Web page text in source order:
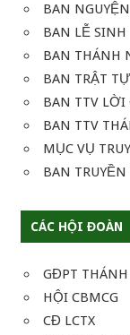
BAN
BAN LỄ SINH
BAN THÁNH
BAN TRẬT TỰ
BAN TTV LỜI
BAN TTV
MỤC VỤ
BAN TRUYỀN
CÁC HỘI ĐOÀN
GĐPT THÁNH
HỘI CBMCG
CĐ LCTX